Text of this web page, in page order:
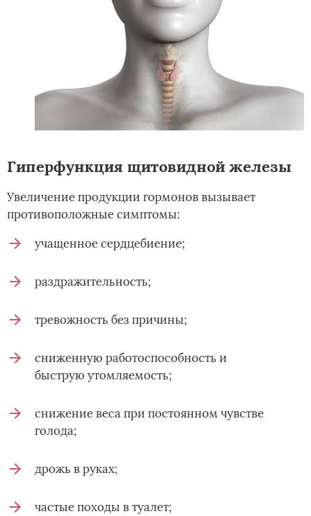
Гиперфункция щитовидной железы
Увеличение продукции гормонов вызывает
противоположные симптомы:
учащенное сердцебиение;
раздражительность;
тревожность без причины;
сниженную работоспособность и
быструю утомляемость;
снижение веса при постоянном чувстве
голода;
дрожь в руках;
частые походы в туалет;